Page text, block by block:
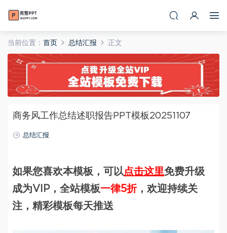
当前位置： 首页 总结汇报 正文
商务风工作总结述职报告PPT模板20251107
总结汇报
如果您喜欢本模板，可以点击这里免费升级
成为VIP，全站模板一律5折，欢迎持续关
注，精彩模板每天推送